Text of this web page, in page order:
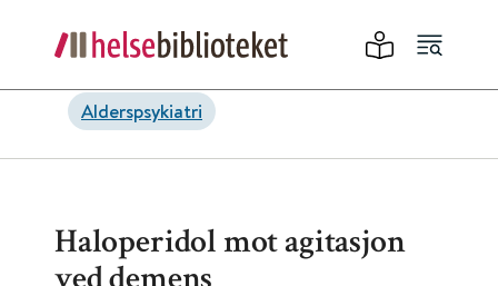
Alderspsykiatri
Haloperidol mot agitasjon